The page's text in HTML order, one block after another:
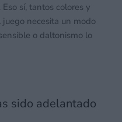
sí, tantos colores y
necesita un modo
o daltonismo lo
sido adelantado